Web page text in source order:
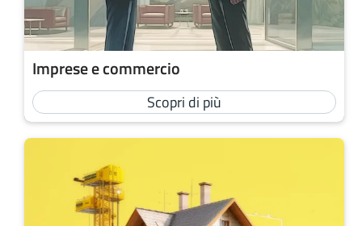
Imprese e commercio
Scopri di più